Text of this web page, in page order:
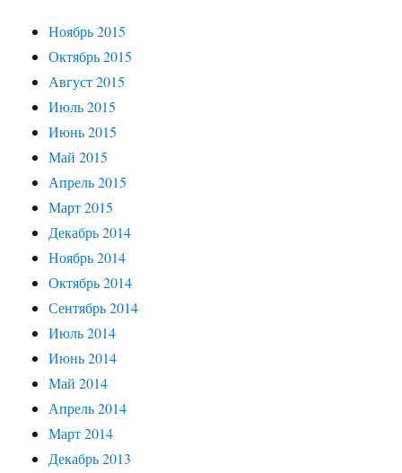
Ноябрь 2015
Октябрь 2015
Август 2015
Июль 2015
Июнь 2015
Май 2015
Апрель 2015
Март 2015
Декабрь 2014
Ноябрь 2014
Октябрь 2014
Сентябрь 2014
Июль 2014
Июнь 2014
Май 2014
Апрель 2014
Март 2014
Декабрь 2013